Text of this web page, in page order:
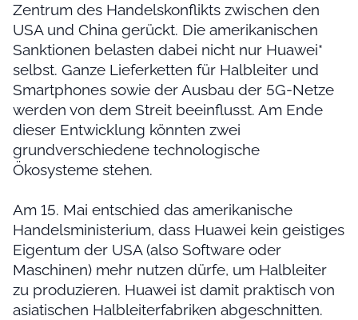
Zentrum des Handelskonflikts zwischen den
USA und China gerückt. Die amerikanischen
Sanktionen belasten dabei nicht nur Huawei*
selbst. Ganze Lieferketten für Halbleiter und
Smartphones sowie der Ausbau der 5G-Netze
werden von dem Streit beeinflusst. Am Ende
dieser Entwicklung könnten zwei
grundverschiedene technologische
Ökosysteme stehen.
Am 15. Mai entschied das amerikanische
Handelsministerium, dass Huawei kein geistiges
Eigentum der USA (also Software oder
Maschinen) mehr nutzen dürfe, um Halbleiter
zu produzieren. Huawei ist damit praktisch von
asiatischen Halbleiterfabriken abgeschnitten.